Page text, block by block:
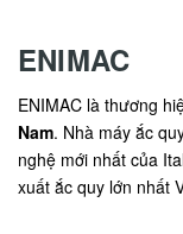
ENIMAC
ENIMAC là thương
Nam. Nhà máy ắc
nghệ mới nhất của
xuất ắc quy lớn nhất